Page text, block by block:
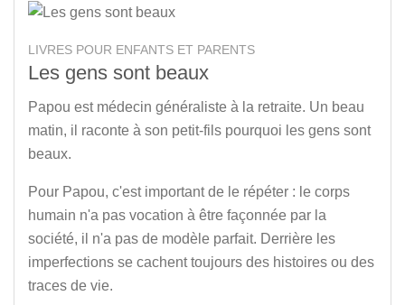
LIVRES POUR ENFANTS ET PARENTS
Les gens sont beaux
Papou est médecin généraliste à la retraite. Un beau
matin, il raconte à son petit-fils pourquoi les gens sont
beaux.
Pour Papou, c'est important de le répéter : le corps
humain n'a pas vocation à être façonnée par la
société, il n'a pas de modèle parfait. Derrière les
imperfections se cachent toujours des histoires ou des
traces de vie.